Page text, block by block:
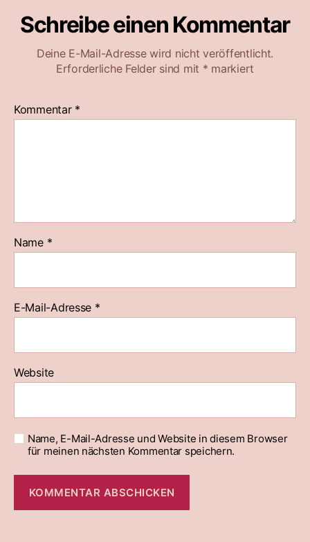
Schreibe einen Kommentar
Deine E-Mail-Adresse wird nicht veröffentlicht.
Erforderliche Felder sind mit * markiert
Kommentar *
Name *
E-Mail-Adresse *
Website
Name, E-Mail-Adresse und Website in diesem Browser
für meinen nächsten Kommentar speichern.